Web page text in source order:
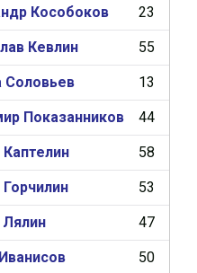
Кособоков 23
Кевлин 55
Соловьев 13
Показанников 44
58
53
Лялин 47
50